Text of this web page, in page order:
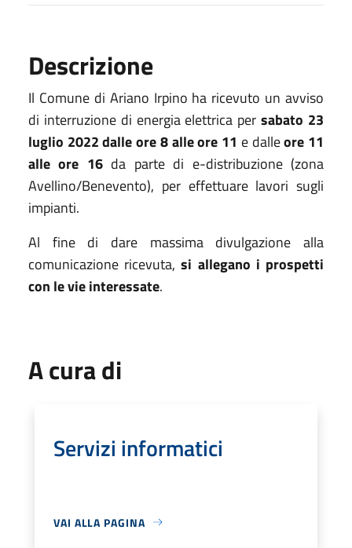
Descrizione
Il Comune di Ariano Irpino ha ricevuto un avviso
di interruzione di energia elettrica persabato 23
luglio 2022 dalle ore 8 alle ore 11 e dalleore 11
alle ore 16da parte di e-distribuzione (zona
Avellino/Benevento), per effettuare lavori sugli
impianti.
Al fine di dare massima divulgazione alla
comunicazione ricevuta,si allegano i prospetti
con le vie interessate.
A cura di
Servizi informatici
VAI ALLA PAGINA